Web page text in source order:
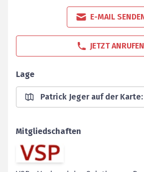
E-MAIL
JETZT ANRUFEN
Lage
Patrick Jeger auf der Karte:
Mitgliedschaften